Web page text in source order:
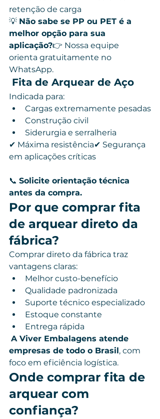
retenção de carga
💡 Não sabe se PP ou PET é a
melhor opção para sua
aplicação?👉 Nossa equipe
orienta gratuitamente no
WhatsApp.
Fita de Arquear de Aço
Indicada para:
Cargas extremamente pesadas
Construção civil
Siderurgia e serralheria
✔ Máxima resistência✔ Segurança
em aplicações críticas
📞 Solicite orientação técnica
antes da compra.
Por que comprar fita
de arquear direto da
fábrica?
Comprar direto da fábrica traz
vantagens claras:
Melhor custo-benefício
Qualidade padronizada
Suporte técnico especializado
Estoque constante
Entrega rápida
A Viver Embalagens atende
empresas de todo o Brasil, com
foco em eficiência logística.
Onde comprar fita de
arquear com
confiança?